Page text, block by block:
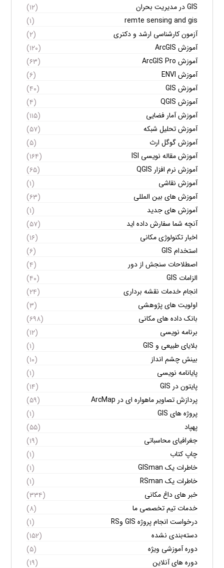
GIS در مدیریت بحران
(۱۲)
remte sensing and gis
(۱)
آزمون کارشناسی ارشد و دکتری
(۲)
آموزش ArcGIS
(۱۲۰)
آموزش ArcGIS Pro
(۶۳)
آموزش ENVI
(۶)
آموزش GIS
(۴۰)
آموزش QGIS
(۴)
آموزش آمار فضایی
(۱۱۵)
آموزش تحلیل شبکه
(۵۷)
آموزش گوگل ارث
(۵)
آموزش مقاله نویسی ISI
(۱۶۴)
آموزش نرم افزار QGIS
(۶۵)
آموزش نقاشی
(۱)
آموزش های بین المللی
(۶۳)
آموزش های جدید
(۱)
آنچه شما سفارش داده اید
(۵۷)
اخبار تکنولوژی مکانی
(۱۶)
استخدام GIS
(۶)
اصطلاحات سنجش از دور
(۴)
الزامات GIS
(۴۰)
انجام خدمات نقشه برداری
(۲۴)
اولویت های پژوهشی
(۳)
بانک داده های مکانی
(۶۹۸)
برنامه نویسی
(۱۲)
بلایای طبیعی و GIS
(۱)
بینش چشم انداز
(۱۰)
پایانامه نویسی
(۱)
پایتون در GIS
(۱۴)
پردازش تصاویر ماهواره ای در ArcMap
(۵۹)
پروژه های GIS
(۱)
پهپاد
(۵۵)
جغرافیای محاسباتی
(۱۹)
چاپ کتاب
(۱)
خاطرات یک GISman
(۱)
خاطرات یک RSman
(۱)
خبر های داغ مکانی
(۳۳۴)
خدمات تیم تخصصی ما
(۸)
درخواست انجام پروژه GIS وRS
(۱)
دسته‌بندی نشده
(۱۵۲)
دوره آموزشی ویژه
(۵)
دوره های آنلاین
(۱۹)